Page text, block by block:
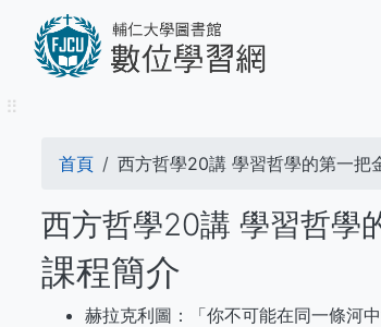
容
⠿
導
連
結
首頁 西方哲學20講 學習哲學的第一把
西方哲學20講 學習哲學
課程簡介
赫拉克利圖：「你不可能在同一條河中